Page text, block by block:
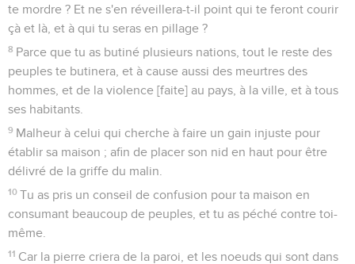
te mordre ? Et ne s'en réveillera-t-il point qui te feront courir
çà et là, et à qui tu seras en pillage ?
8 Parce que tu as butiné plusieurs nations, tout le reste des
peuples te butinera, et à cause aussi des meurtres des
hommes, et de la violence [faite] au pays, à la ville, et à tous
ses habitants.
9 Malheur à celui qui cherche à faire un gain injuste pour
établir sa maison ; afin de placer son nid en haut pour être
délivré de la griffe du malin.
10 Tu as pris un conseil de confusion pour ta maison en
consumant beaucoup de peuples, et tu as péché contre toi-
même.
11 Car la pierre criera de la paroi, et les noeuds qui sont dans